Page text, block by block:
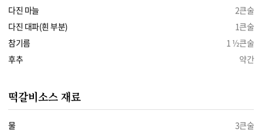
다진 마늘
2큰술
다진 대파(흰 부분)
1큰술
참기름
1 ½큰술
후추
약간
떡갈비소스 재료
물
3큰술